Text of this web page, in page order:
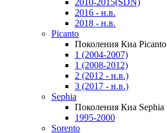
2010-2015(SDN)
2016 - н.в.
2018 - н.в.
Picanto
Поколения Киа Picanto
1 (2004-2007)
1 (2008-2012)
2 (2012 - н.в.)
3 (2017 - н.в.)
Sephia
Поколения Киа Sephia
1995-2000
Sorento